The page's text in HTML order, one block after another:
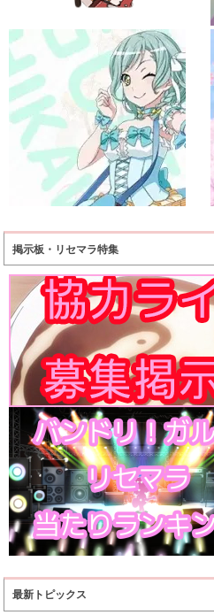
掲示板・リセマラ特集
最新トピックス